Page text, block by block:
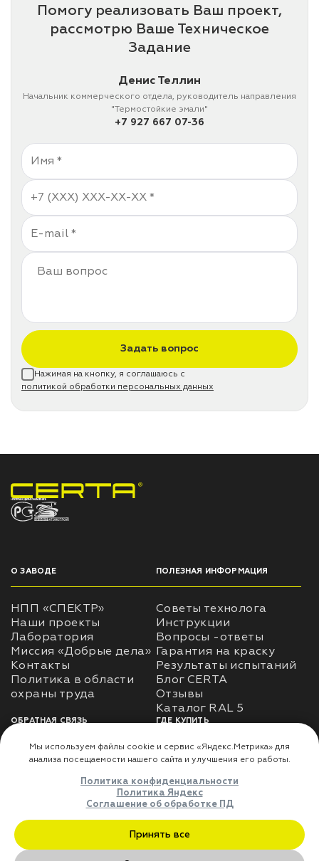
Помогу реализовать Ваш проект,
рассмотрю Ваше Техническое
Задание
Денис Теллин
Начальник коммерческого отдела, руководитель направления
"Термостойкие эмали"
+7 927 667 07-36
Задать вопрос
Нажимая на кнопку, я соглашаюсь с
политикой обработки персональных данных
НПП «СПЕКТР» ЗАВОД ЛАКОКРАСОЧНЫХ МАТЕРИАЛОВ
О ЗАВОДЕ
НПП «СПЕКТР»
Наши проекты
Лаборатория
Миссия «Добрые дела»
Контакты
Политика в области
ПОЛЕЗНАЯ ИНФОРМАЦИЯ
Советы технолога
Инструкции
Вопросы -ответы
Гарантия на краску
Результаты испытаний
Блог CERTA
Отзывы
Каталог RAL 5
ОБРАТНАЯ СВЯЗЬ
Использование
использования личных
Оферта
ГДЕ КУПИТЬ
Доставка
Где купить
ДЛЯ ПАРТНЁРОВ